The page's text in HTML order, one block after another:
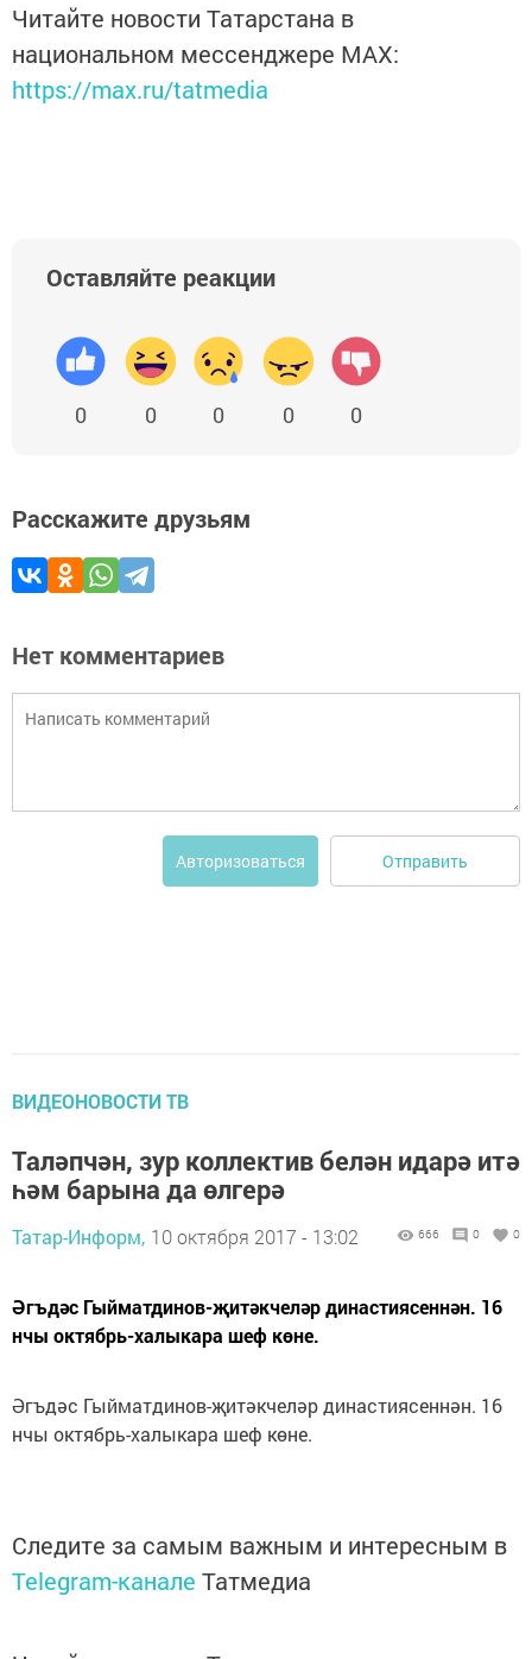
Читайте новости Татарстана в
национальном мессенджере MАХ:
https://max.ru/tatmedia
Оставляйте реакции
0 0 0 0 0
Расскажите друзьям
Нет комментариев
Авторизоваться Отправить
ВИДЕОНОВОСТИ ТВ
Таләпчән, зур коллектив белән идарә итә
һәм барына да өлгерә
Татар-Информ, 10 октября 2017 - 13:02 666 0 0
Әгъдәс Гыйматдинов-җитәкчеләр династиясеннән. 16
нчы октябрь-халыкара шеф көне.
Әгъдәс Гыйматдинов-җитәкчеләр династиясеннән. 16
нчы октябрь-халыкара шеф көне.
Следите за самым важным и интересным в
Telegram-канале Татмедиа